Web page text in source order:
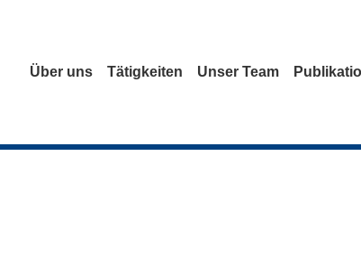
Über uns Tätigkeiten Unser Team